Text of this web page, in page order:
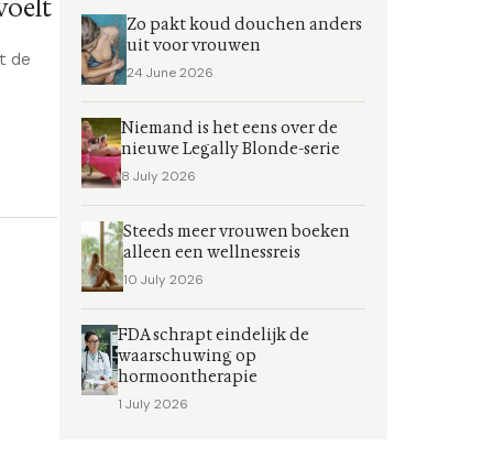
de
Zo pakt koud douchen anders
uit voor vrouwen
24 June 2026
Niemand is het eens over de
nieuwe Legally Blonde-serie
8 July 2026
Steeds meer vrouwen boeken
alleen een wellnessreis
10 July 2026
FDA schrapt eindelijk de
waarschuwing op
hormoontherapie
1 July 2026